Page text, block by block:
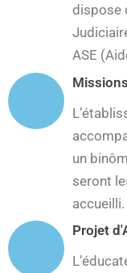
dispose
ASE
Missions
un
seront
accueilli.
Projet